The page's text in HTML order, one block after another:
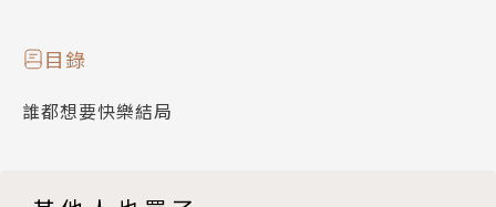
目錄
誰都想要快樂結局